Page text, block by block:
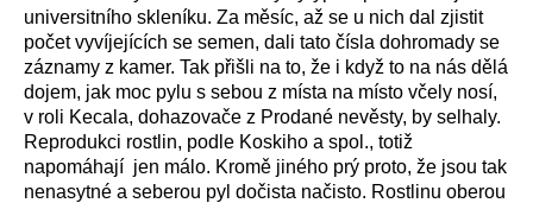
universitního skleníku. Za měsíc, až se u nich dal zjistit
počet vyvíjejících se semen, dali tato čísla dohromady se
záznamy z kamer. Tak přišli na to, že i když to na nás dělá
dojem, jak moc pylu s sebou z místa na místo včely nosí,
v roli Kecala, dohazovače z Prodané nevěsty, by selhaly.
Reprodukci rostlin, podle Koskiho a spol., totiž
napomáhají jen málo. Kromě jiného prý proto, že jsou tak
nenasytné a seberou pyl dočista načisto. Rostlinu oberou